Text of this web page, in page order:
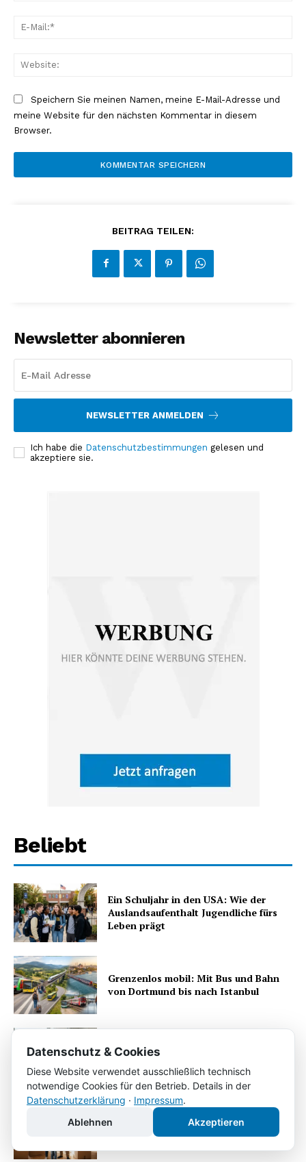
Speichern Sie meinen Namen, meine E-Mail-Adresse und
meine Website für den nächsten Kommentar in diesem
Browser.
BEITRAG TEILEN:
Newsletter abonnieren
NEWSLETTER ANMELDEN
Ich habe die Datenschutzbestimmungen gelesen und
akzeptiere sie.
Beliebt
Ein Schuljahr in den USA: Wie der
Auslandsaufenthalt Jugendliche fürs
Leben prägt
Grenzenlos mobil: Mit Bus und Bahn
von Dortmund bis nach Istanbul
Berufskleidung im Betrieb: Sicherheit,
Umzug mit Kindern: entspannt in der
neuen Stadt ankommen
Datenschutz & Cookies
Diese Website verwendet ausschließlich technisch
notwendige Cookies für den Betrieb. Details in der
Datenschutzerklärung · Impressum.
Ablehnen
Akzeptieren